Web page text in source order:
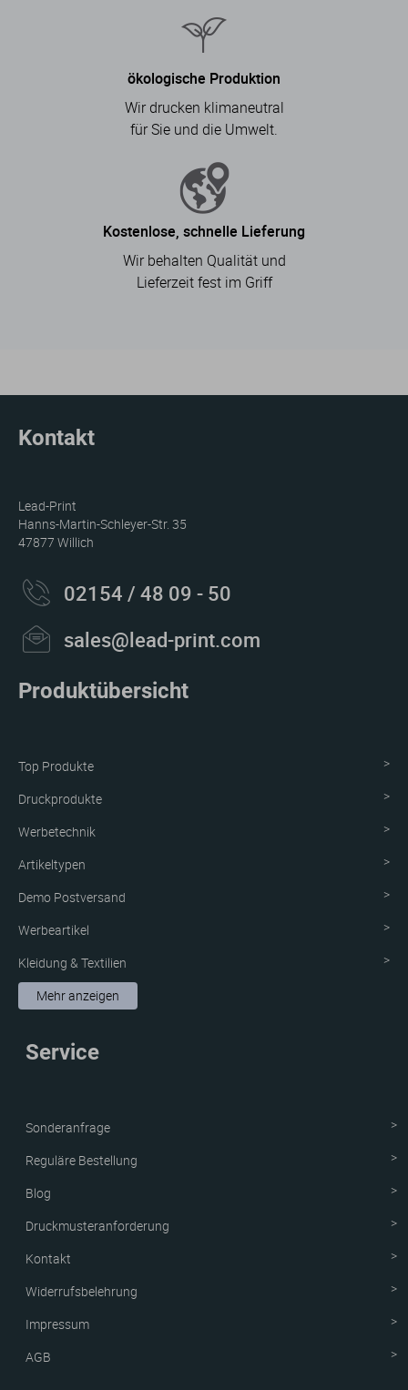
ökologische Produktion
Wir drucken klimaneutral
für Sie und die Umwelt.
Kostenlose, schnelle Lieferung
Wir behalten Qualität und
Lieferzeit fest im Griff
Kontakt
Lead-Print
Hanns-Martin-Schleyer-Str. 35
47877 Willich
02154 / 48 09 - 50
sales@lead-print.com
Produktübersicht
Top Produkte
Druckprodukte
Werbetechnik
Artikeltypen
Demo Postversand
Werbeartikel
Kleidung & Textilien
Aufkleber & Etiketten
Verpackungen
Mehr anzeigen
Service
Sonderanfrage
Reguläre Bestellung
Blog
Druckmusteranforderung
Kontakt
Widerrufsbelehrung
Impressum
AGB